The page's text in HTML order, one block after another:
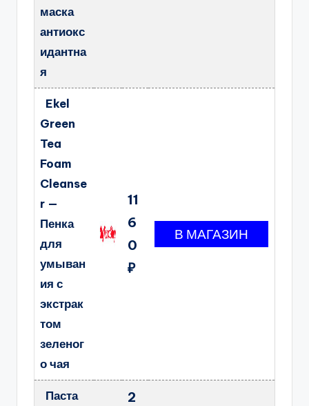
маска
антиокс
идантна
я
Ekel
Green
Tea
Foam
Cleanse
r —
Пенка
для
умыван
ия с
экстрак
том
зеленог
о чая
11
6
0
₽
Паста
2